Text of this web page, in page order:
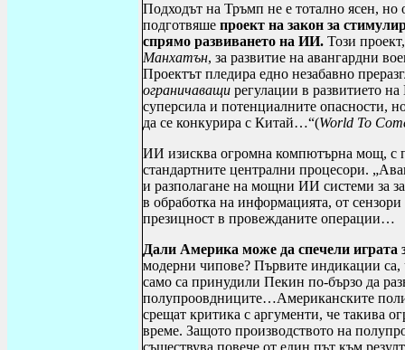
Подходът на Тръмп не е тотално ясен,
подготвяше проект на закон за
спрямо развиването на ИИ. Този
Манхатън, за развитие на авангардни
Проектът пледира едно незабавно
ограничаващи регулации в развитието
суперсила и потенциалните опасности,
да се конкурира с Китай…“(World To
ИИ изисква огромна компютърна мощ, с
стандартните централни процесори.
и разполагане на мощни ИИ системи за
в обработка на информацията, от
презицност в провежданите операции…
Дали Америка може да спечели
модерни чипове? Първите индикации са,
само са принудили Пекин по-бързо да
полупроовдниците…Американските
срещат критика с аргументи, че такива
време. Защото производството на
съществува повече от един път към